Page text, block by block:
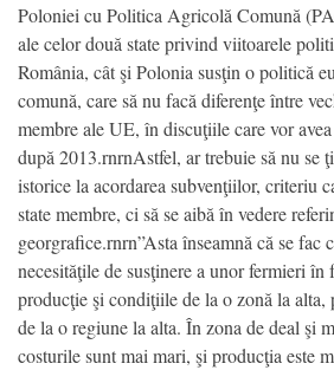
Poloniei cu Politica Agricolă Comună
ale celor două state privind viitoarele
România, cât şi Polonia susţin o politică
comună, care să nu facă diferenţe între
membre ale UE, în discuţiile care vor
după 2013.rnrnAstfel, ar trebuie să nu se
istorice la acordarea subvenţiilor, criteriu
state membre, ci să se aibă în vedere
georgrafice.rnrn”Asta înseamnă că se fac
necesităţile de susţinere a unor fermieri
producţie şi condiţiile de la o zonă la alta,
de la o regiune la alta. În zona de deal şi
costurile sunt mai mari, şi producţia este